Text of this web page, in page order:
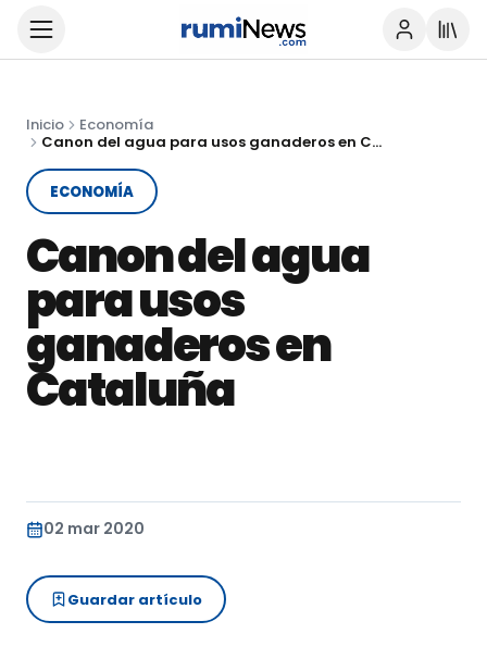
Inicio
Economía
Canon del agua para usos ganaderos en Cataluña
ECONOMÍA
Canon del agua
para usos
ganaderos en
Cataluña
02 mar 2020
Guardar artículo